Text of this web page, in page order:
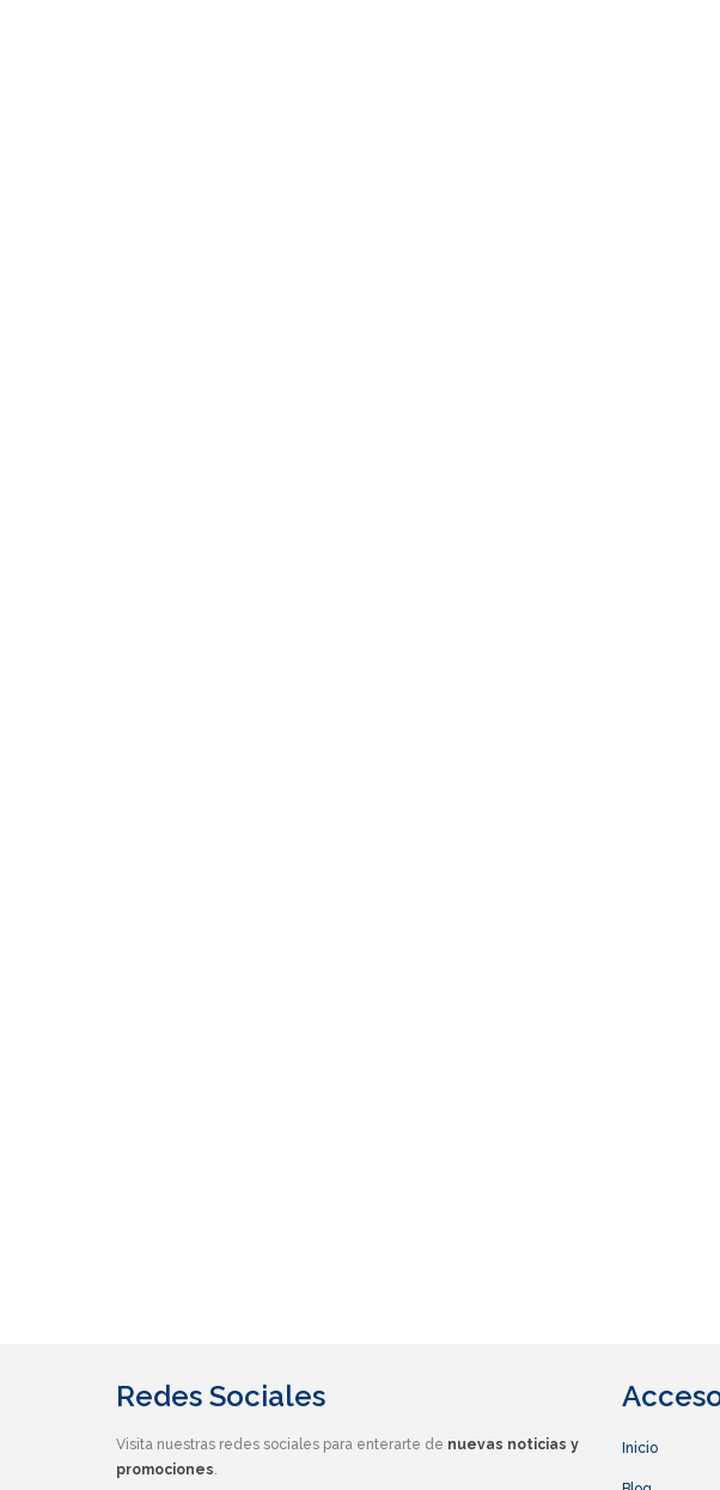
Redes Sociales
Visita nuestras redes sociales para enterarte de nuevas noticias y
promociones.
Inicio